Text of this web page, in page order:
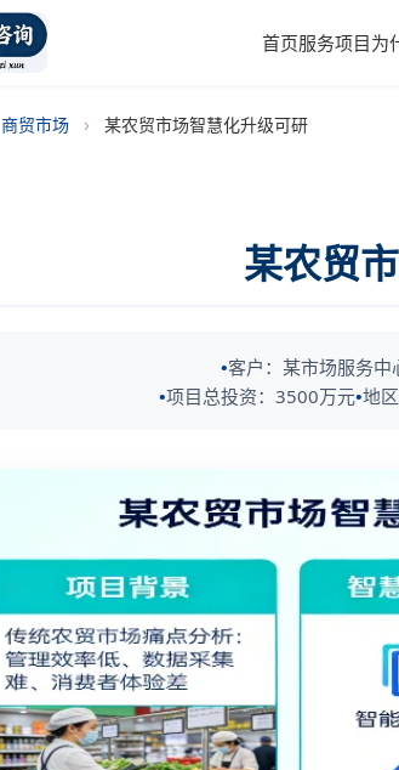
首页服务项目为
商贸市场 › 某农贸市场智慧化升级可研
某农贸
客户：某市场服务中
项目总投资：3500万元 地